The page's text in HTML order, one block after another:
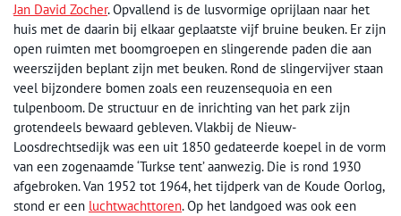
Jan David Zocher. Opvallend is de lusvormige oprijlaan naar het
huis met de daarin bij elkaar geplaatste vijf bruine beuken. Er zijn
open ruimten met boomgroepen en slingerende paden die aan
weerszijden beplant zijn met beuken. Rond de slingervijver staan
veel bijzondere bomen zoals een reuzensequoia en een
tulpenboom. De structuur en de inrichting van het park zijn
grotendeels bewaard gebleven. Vlakbij de Nieuw-
Loosdrechtsedijk was een uit 1850 gedateerde koepel in de vorm
van een zogenaamde ‘Turkse tent’ aanwezig. Die is rond 1930
afgebroken. Van 1952 tot 1964, het tijdperk van de Koude Oorlog,
stond er een luchtwachttoren. Op het landgoed was ook een